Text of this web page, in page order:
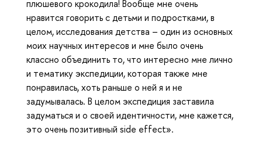
плюшевого крокодила! Вообще мне очень
нравится говорить с детьми и подростками, в
целом, исследования детства – один из основных
моих научных интересов и мне было очень
классно объединить то, что интересно мне лично
и тематику экспедиции, которая также мне
понравилась, хоть раньше о ней я и не
задумывалась. В целом экспедиция заставила
задуматься и о своей идентичности, мне кажется,
это очень позитивный side effect».